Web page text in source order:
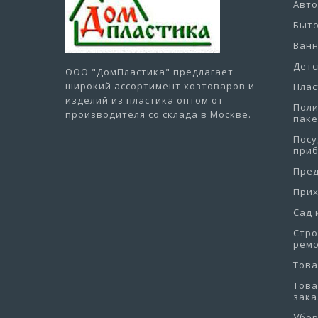
ООО "ДомПластика" предлагает
широкий ассортимент хозтоваров и
изделий из пластика оптом от
производителя со склада в Москве.
Сад